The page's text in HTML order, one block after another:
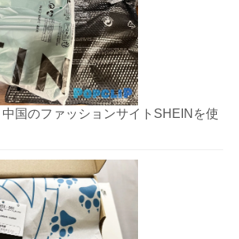
国のファッションサイトSHEINを使